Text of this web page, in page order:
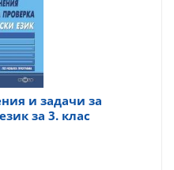
и задачи за
за 3. клас